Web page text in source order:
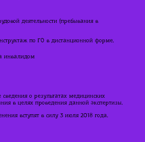
деятельности (пребывания в
по ГО в дистанционной форме.
инвалидом
о результатах медицинских
в целях проведения данной экспертизы.
вступят в силу 3 июля 2018 года.